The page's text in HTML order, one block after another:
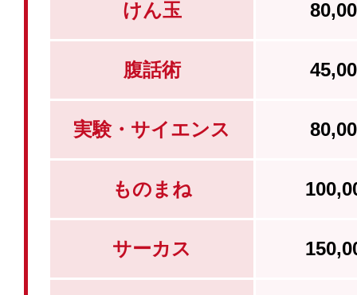
けん玉
腹話術
実験・サイエンス
ものまね
サーカス